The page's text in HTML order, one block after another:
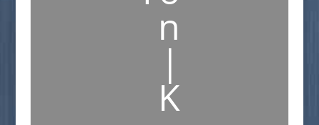
n
|
K